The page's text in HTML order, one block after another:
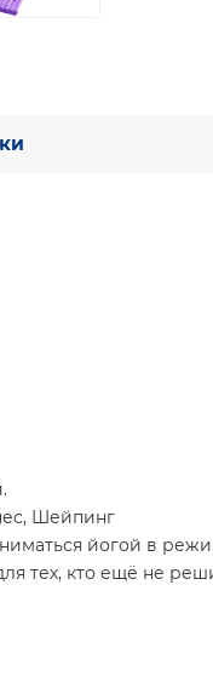
Шейпинг
йогой в
тех, кто ещё не